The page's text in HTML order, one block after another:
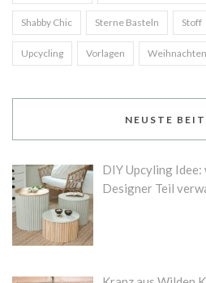
Shabby Chic Sterne Basteln Stoff
Upcycling Vorlagen Weihnachten
NEUSTE
DIY Upcyling Idee:
Designer Teil